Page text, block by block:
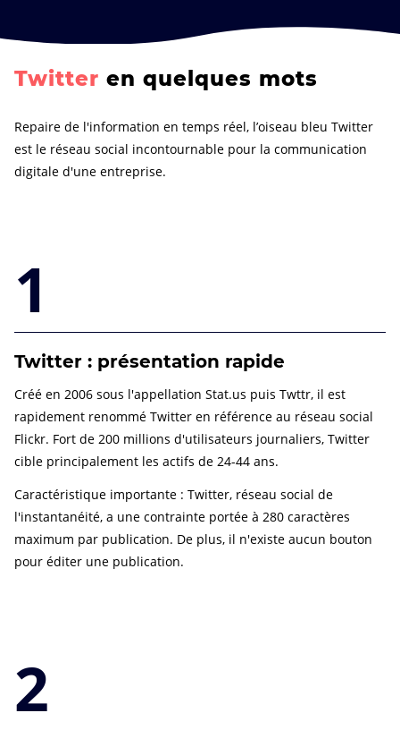
Twitter en quelques mots
Repaire de l'information en temps réel, l’oiseau bleu Twitter
est le réseau social incontournable pour la communication
digitale d'une entreprise.
1
Twitter : présentation rapide
Créé en 2006 sous l'appellation Stat.us puis Twttr, il est
rapidement renommé Twitter en référence au réseau social
Flickr. Fort de 200 millions d'utilisateurs journaliers, Twitter
cible principalement les actifs de 24-44 ans.
Caractéristique importante : Twitter, réseau social de
l'instantanéité, a une contrainte portée à 280 caractères
maximum par publication. De plus, il n'existe aucun bouton
pour éditer une publication.
2